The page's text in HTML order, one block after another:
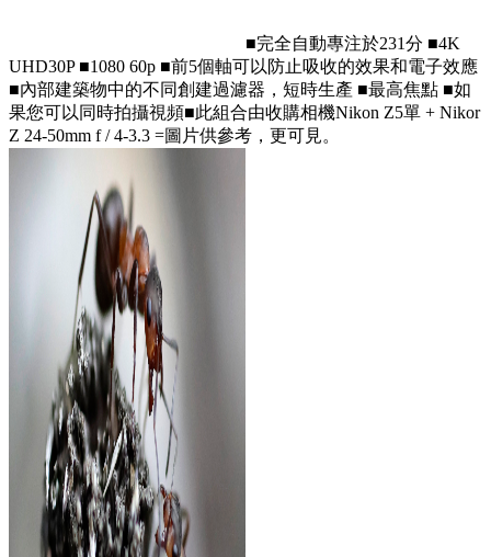
■完全自動專注於231分 ■4K
UHD30P ■1080 60p ■前5個軸可以防止吸收的效果和電子效應
■內部建築物中的不同創建過濾器，短時生產 ■最高焦點 ■如
果您可以同時拍攝視頻■此組合由收購相機Nikon Z5單 + Nikor
Z 24-50mm f / 4-3.3 =圖片供參考，更可見。